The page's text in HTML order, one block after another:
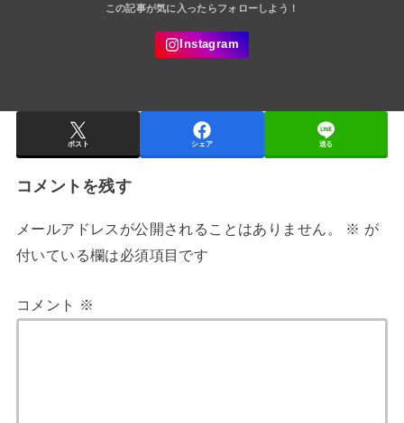
ポスト シェア 送る
コメントを残す
メールアドレスが公開されることはありません。 ※ が
付いている欄は必須項目です
コメント ※